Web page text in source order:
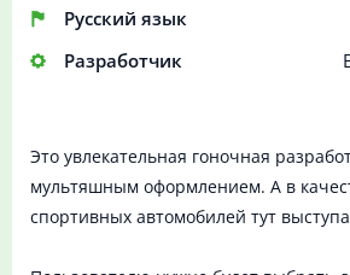
Русский язык
Разработчик
Это увлекательная гоночная
мультяшным оформлением. А в
спортивных автомобилей тут